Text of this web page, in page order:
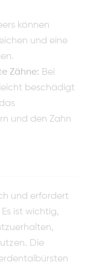
können
und eine
Zähne: Bei
beschädigt
und den Zahn
und erfordert
ist wichtig,
Die